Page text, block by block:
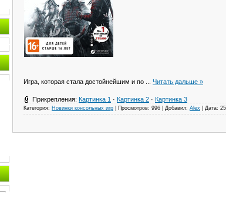
Игра, которая стала достойнейшим и по Читать дальше »
Прикрепления: Картинка 1 · Картинка 2 · Картинка 3
Категория: Новинки консольных игр Просмотров: 996 Добавил: Alex Дата: